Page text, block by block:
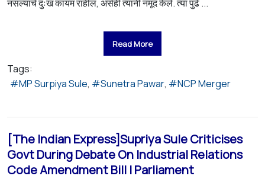
नसल्याचे दुःख कायम राहील, असेही त्यांनी नमूद केले. त्या पुढे ...
Read More
Tags:
MP Surpiya Sule
Sunetra Pawar NCP Merger
[The Indian Express]Supriya Sule Criticises
Govt During Debate On Industrial Relations
Code Amendment Bill | Parliament